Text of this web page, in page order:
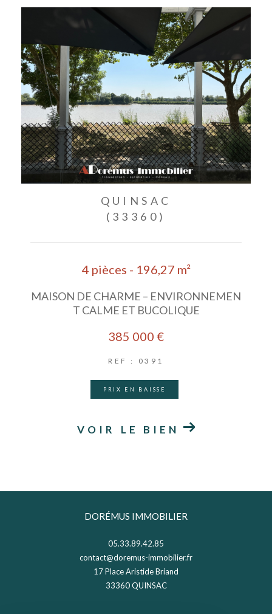
QUINSAC
(33360)
4 pièces - 196,27 m²
MAISON DE CHARME – ENVIRONNEMEN
T CALME ET BUCOLIQUE
385 000 €
REF : 0391
PRIX EN BAISSE
VOIR LE BIEN
DORÉMUS IMMOBILIER
05.33.89.42.85
contact@doremus-immobilier.fr
17 Place Aristide Briand
33360
QUINSAC